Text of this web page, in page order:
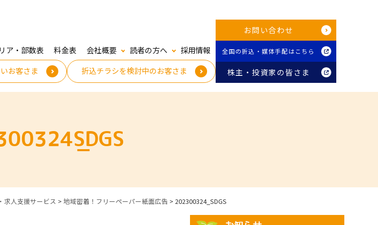
ア・部数表 料金表 会社概要 読者の方へ
採用情報
お客さま
折込チラシを検討中のお客さま
お問い合わせ
全国の折込・媒体手配はこちら
株主・投資家の皆さま
求人支援サービス >地域密着！フリーペーパー紙面広告 >202300324_SDGS